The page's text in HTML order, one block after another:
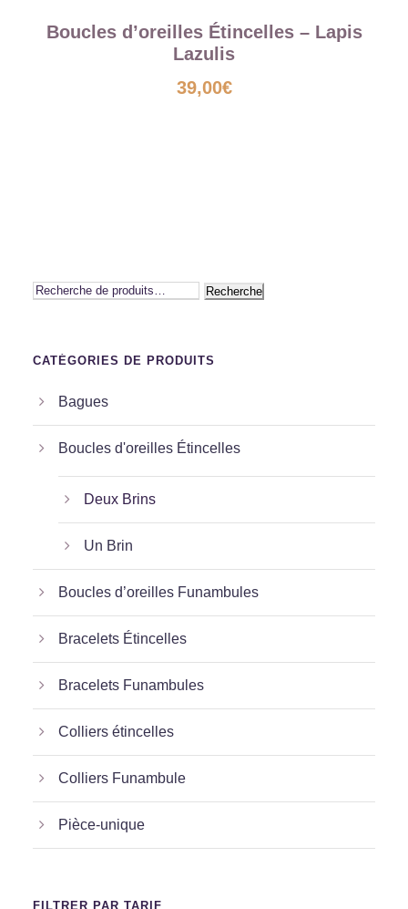
Boucles d’oreilles Étincelles – Lapis
Lazulis
39,00€
Recherche
CATÉGORIES DE PRODUITS
Bagues
Boucles d'oreilles Étincelles
Deux Brins
Un Brin
Boucles d’oreilles Funambules
Bracelets Étincelles
Bracelets Funambules
Colliers étincelles
Colliers Funambule
Pièce-unique
FILTRER PAR TARIF